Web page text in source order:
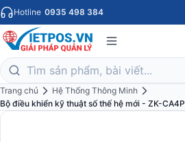
Hotline 0935 498 384
Trang chủ
Hệ Thống Thông Minh
Bộ điều khiển kỹ thuật số thế hệ mới - ZK-CA4P